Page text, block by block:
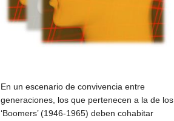
En un escenario de convivencia entre
generaciones, los que pertenecen a la de los
‘Boomers’ (1946-1965) deben cohabitar